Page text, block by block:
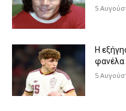
5
Η
φανέλα
5